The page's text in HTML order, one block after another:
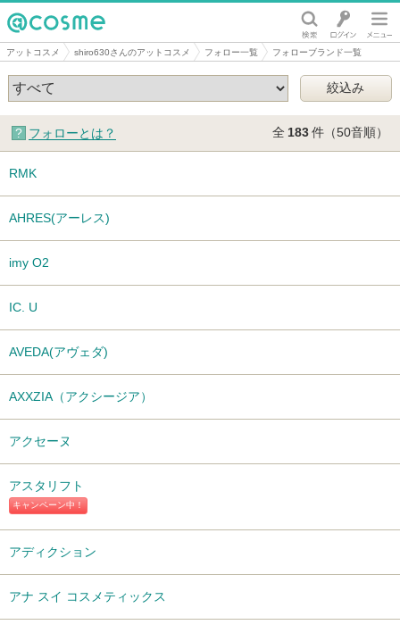
@cosme
アットコスメ shiro630さんのアットコスメ フォロー一覧 フォローブランド一覧
フォローとは？ 全 183件（50音順）
RMK
AHRES(アーレス)
imy O2
IC. U
AVEDA(アヴェダ)
AXXZIA（アクシージア）
アクセーヌ
キャンペーン中！
アスタリフト
アディクション
アナ スイ コスメティックス